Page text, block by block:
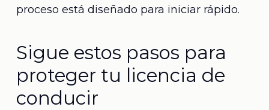
proceso está diseñado para iniciar rápido.
Sigue estos pasos para
proteger tu licencia de
conducir